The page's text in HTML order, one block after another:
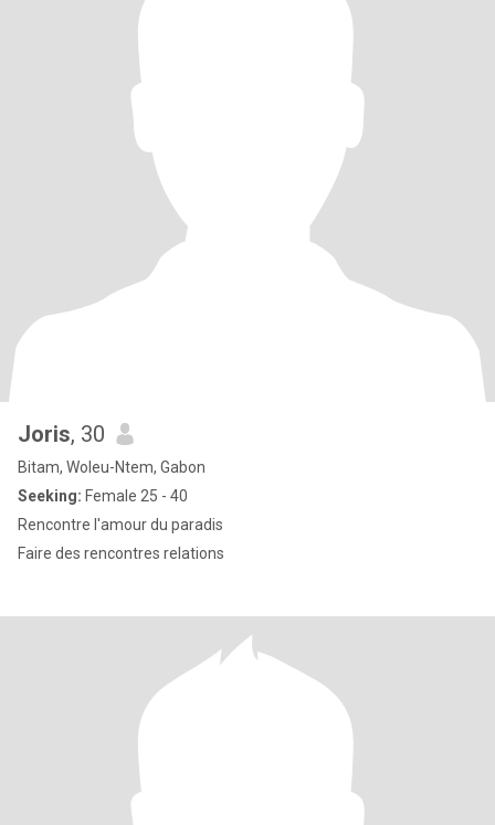
Joris, 30
Bitam, Woleu-Ntem, Gabon
Seeking: Female 25 - 40
Rencontre l'amour du paradis
Faire des rencontres relations